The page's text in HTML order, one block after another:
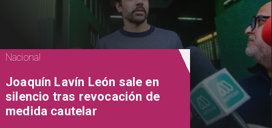
Nacional
Joaquín Lavín León sale en
silencio tras revocación de
medida cautelar